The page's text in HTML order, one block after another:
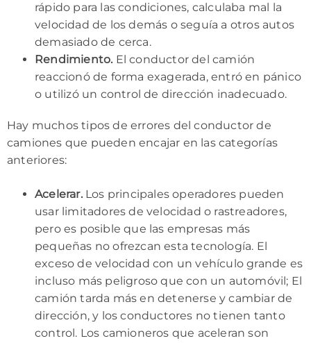
rápido para las condiciones, calculaba mal la
velocidad de los demás o seguía a otros autos
demasiado de cerca.
Rendimiento. El conductor del camión
reaccionó de forma exagerada, entró en pánico
o utilizó un control de dirección inadecuado.
Hay muchos tipos de errores del conductor de
camiones que pueden encajar en las categorías
anteriores:
Acelerar. Los principales operadores pueden
usar limitadores de velocidad o rastreadores,
pero es posible que las empresas más
pequeñas no ofrezcan esta tecnología. El
exceso de velocidad con un vehículo grande es
incluso más peligroso que con un automóvil; El
camión tarda más en detenerse y cambiar de
dirección, y los conductores no tienen tanto
control. Los camioneros que aceleran son